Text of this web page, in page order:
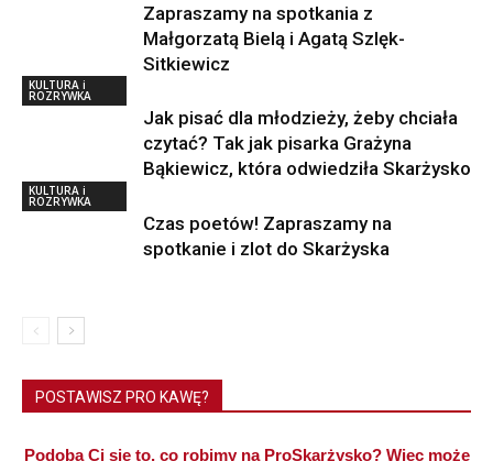
Zapraszamy na spotkania z
Małgorzatą Bielą i Agatą Szlęk-
Sitkiewicz
KULTURA i
ROZRYWKA
Jak pisać dla młodzieży, żeby chciała
czytać? Tak jak pisarka Grażyna
Bąkiewicz, która odwiedziła Skarżysko
KULTURA i
ROZRYWKA
Czas poetów! Zapraszamy na
spotkanie i zlot do Skarżyska
POSTAWISZ PRO KAWĘ?
Podoba Ci się to, co robimy na ProSkarżysko? Więc może